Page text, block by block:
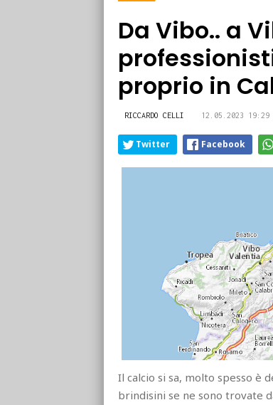
Da Vibo.. a
proprio in
RICCARDO CELLI 12.05.2023 19:29
Twitter Facebook
Il calcio si sa, molto spesso è
brindisini se ne sono trovate